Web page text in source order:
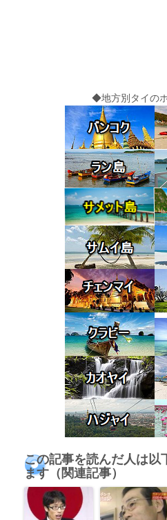
◆地方別タイの
この記事を読んだ人は以
ます（関連記事）